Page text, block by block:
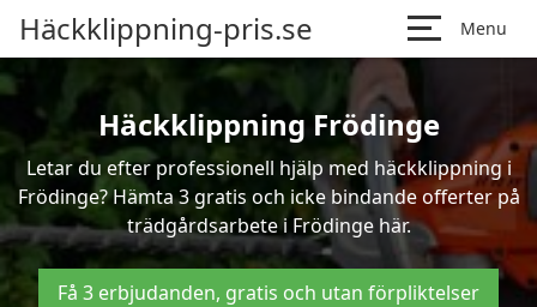
Häckklippning-pris.se Menu
Häckklippning Frödinge
Letar du efter professionell hjälp med häckklippning i
Frödinge? Hämta 3 gratis och icke bindande offerter på
trädgårdsarbete i Frödinge här.
Få 3 erbjudanden, gratis och utan förpliktelser